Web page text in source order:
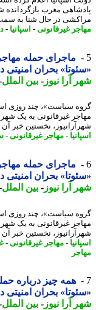
مغرب بازگردانده شده
در حال شنا به سمت
غیرقانونی-اسپانیا-دولت
ماجرای حمله
بحران امنیتی در
آرا نیوز-بین الملل-7 روز پیش - شنبه 10 مرداد 1405، 22:37
سیاست»، چند روزی است
غیرقانونی به یک شهر
نخستین خبر آن قدر
-مهاجر غیرقانونی-سئوتا
ماجرای حمله مهاجران
بحران امنیتی در
آرا نیوز-بین الملل-7 روز پیش - شنبه 10 مرداد 1405، 22:32
سیاست»، چند روزی است
غیرقانونی به یک شهر
نخستین خبر آن قدر
-مهاجر غیرقانونی-
همه چیز درباره حمله
بحران امنیتی در
آرا نیوز-بین الملل-7 روز پیش - شنبه 10 مرداد 1405، 22:22